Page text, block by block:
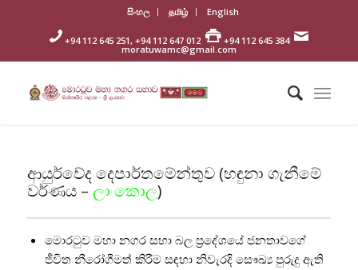
සිංහල தமிழ் English
+94 112 645 251, +94 112 647 012 +94 112 645 384
moratuwamc@gmail.com
ආයුර්වේද දෙපාර්තමේන්තුව (හඳුනා ගැනීමේ
වර්ණය –ලා කොල)
මොරටුව මහා නගර සභා බල ප්‍රදේශයේ ජනතාවගේ
ජීවිත නීරෝගීමත් කිරීම සඳහා නිවැරදි සෞඛ්‍ය පුරුදු ඇති